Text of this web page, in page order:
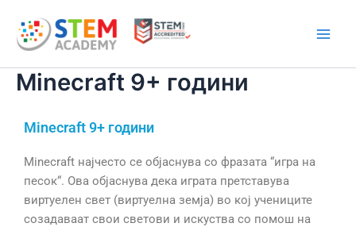
content
Minecraft 9+ години
Minecraft 9+ години
Minecraft најчесто се објаснува со фразата “игра на
песок“. Ова објаснува дека играта претставува
виртуелен свет (виртуелна земја) во кој учениците
созадаваат свои светови и искуства со помош на